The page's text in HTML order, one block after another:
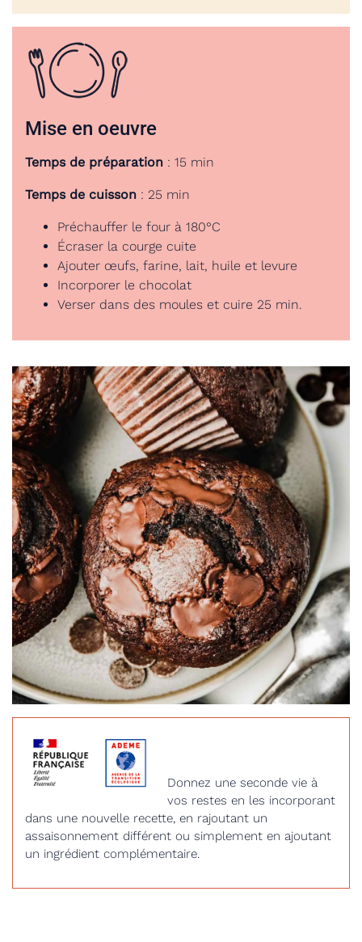
Mise en oeuvre
Temps de préparation : 15 min
Temps de cuisson : 25 min
Préchauffer le four à 180°C
Écraser la courge cuite
Ajouter œufs, farine, lait, huile et levure
Incorporer le chocolat
Verser dans des moules et cuire 25 min.
Donnez une seconde vie à
vos restes en les incorporant
dans une nouvelle recette, en rajoutant un
assaisonnement différent ou simplement en ajoutant
un ingrédient complémentaire.